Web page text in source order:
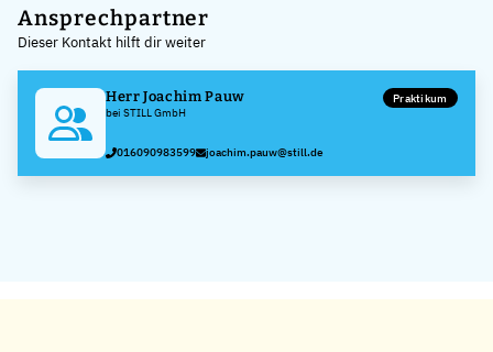
+
−
Ansprechpartner
Dieser Kontakt hilft dir weiter
Herr Joachim Pauw
bei STILL GmbH
Praktikum
016090983599 joachim.pauw@still.de